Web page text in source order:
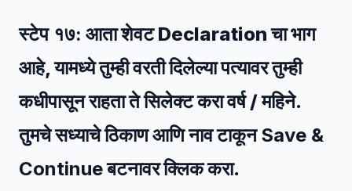
स्टेप १७: आता शेवट Declaration चा भाग
आहे, यामध्ये तुम्ही वरती दिलेल्या पत्यावर तुम्ही
कधीपासून राहता ते सिलेक्ट करा वर्ष / महिने.
तुमचे सध्याचे ठिकाण आणि नाव टाकूनSave &
Continueबटनावर क्लिक करा.